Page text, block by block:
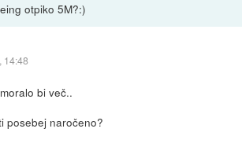
otpiko 5M?:)
14:48
bi več..
posebej naročeno?